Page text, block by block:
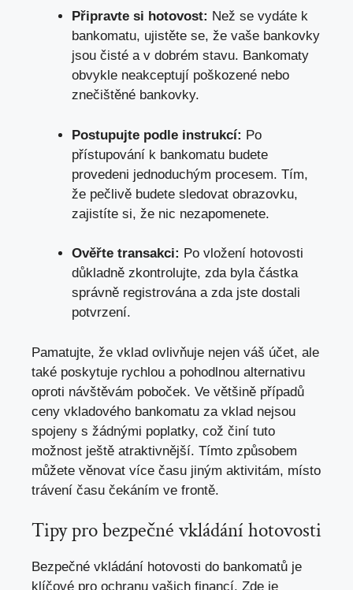
Připravte ⁤si ⁤hotovost: Než se ⁤vydáte‌ k⁢
bankomatu, ujistěte‍ se,‍ že vaše bankovky
⁤jsou čisté a⁢ v ‍dobrém stavu. Bankomaty
obvykle neakceptují poškozené nebo ​
znečištěné bankovky.
Postupujte podle⁢ instrukcí: Po
přístupování k​ bankomatu budete
provedeni jednoduchým procesem. Tím,⁤
že ‌pečlivě‌ budete sledovat obrazovku,
‌zajistíte si, že nic nezapomenete.
Ověřte transakci: Po vložení ⁤hotovosti
důkladně zkontrolujte, zda byla částka
správně⁤ registrována a ‌zda jste⁤ dostali
potvrzení.
Pamatujte, že vklad ‌ovlivňuje nejen váš účet, ⁣ale
také poskytuje rychlou a pohodlnou alternativu
‌oproti návštěvám poboček. ‌Ve většině případů⁣
ceny⁤ vkladového⁢ bankomatu⁤ za ​vklad nejsou
spojeny s žádnými poplatky, což činí ‍tuto
⁣možnost ještě atraktivnější.⁢ Tímto​ způsobem
můžete věnovat‍ více času ‌jiným aktivitám, místo
trávení ⁣času čekáním ve frontě.
Tipy pro bezpečné vkládání hotovosti
Bezpečné vkládání ⁢hotovosti do bankomatů je‍
klíčové pro ochranu vašich financí.⁢ Zde je